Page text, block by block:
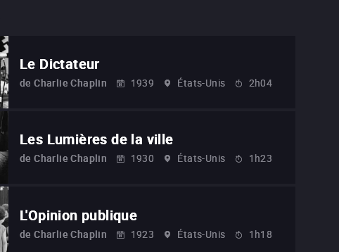
Le Dictateur
de Charlie Chaplin 1939 États-Unis 2h04
Les Lumières de la ville
de Charlie Chaplin 1930 États-Unis 1h23
L'Opinion publique
de Charlie Chaplin 1923 États-Unis 1h18